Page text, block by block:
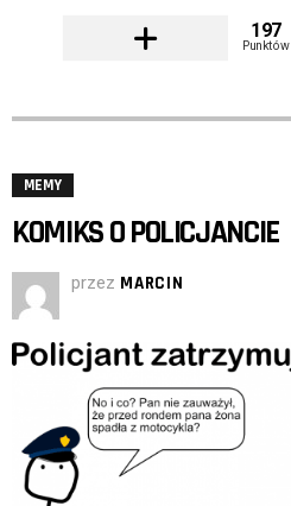
197
Punktów
MEMY
KOMIKS O POLICJANCIE
przez MARCIN